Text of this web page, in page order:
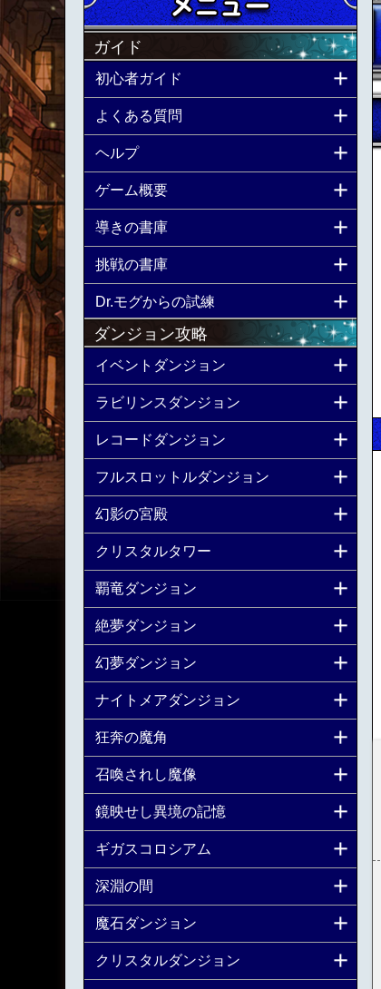
ガイド
初心者ガイド
よくある質問
ヘルプ
ゲーム概要
導きの書庫
挑戦の書庫
Dr.モグからの試練
ダンジョン攻略
イベントダンジョン
ラビリンスダンジョン
レコードダンジョン
フルスロットルダンジョン
幻影の宮殿
クリスタルタワー
覇竜ダンジョン
絶夢ダンジョン
幻夢ダンジョン
ナイトメアダンジョン
狂奔の魔角
召喚されし魔像
鏡映せし異境の記憶
ギガスコロシアム
深淵の間
魔石ダンジョン
クリスタルダンジョン